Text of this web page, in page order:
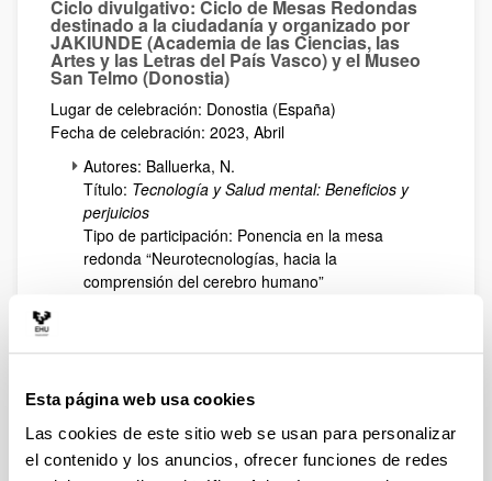
Esta página web usa cookies
Las cookies de este sitio web se usan para personalizar
el contenido y los anuncios, ofrecer funciones de redes
Ciclo divulgativo: Ciclo de Mesas Redondas
destinado a la ciudadanía y organizado por
JAKIUNDE (Academia de las Ciencias, las
Artes y las Letras del País Vasco) y el Museo
San Telmo (Donostia)
Lugar de celebración: Donostia (España)
Fecha de celebración: 2023, Abril
Autores: Balluerka, N.
Título: Tecnología y Salud mental: Beneficios y
perjuicios
Tipo de participación: Ponencia en la mesa
redonda “Neurotecnologías, hacia la
comprensión del cerebro humano”
Jornada: Salud mental y víctimas de la
Actividad: Coordinación de la mesa redonda
titulada Experiencias de atención psicosocial a